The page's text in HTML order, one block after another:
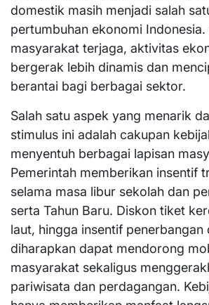
domestik masih menjadi salah
pertumbuhan ekonomi
masyarakat terjaga, aktivitas
bergerak lebih dinamis dan
berantai bagi berbagai sektor.
Salah satu aspek yang menarik
stimulus ini adalah cakupan
menyentuh berbagai lapisan
Pemerintah memberikan insentif
selama masa libur sekolah dan
serta Tahun Baru. Diskon tiket
laut, hingga insentif penerbangan
diharapkan dapat mendorong
masyarakat sekaligus
pariwisata dan perdagangan.